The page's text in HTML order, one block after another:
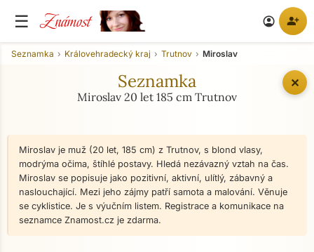
☰ Známost account_circle person_add
✕
Seznamka Královehradecký kraj Trutnov Miroslav
Seznamka
Miroslav 20 let 185 cm Trutnov
Miroslav je muž (20 let, 185 cm) z Trutnov, s blond vlasy,
modrýma očima, štíhlé postavy. Hledá nezávazný vztah na čas.
Miroslav se popisuje jako pozitivní, aktivní, ulítlý, zábavný a
naslouchající. Mezi jeho zájmy patří samota a malování. Věnuje
se cyklistice. Je s výučním listem. Registrace a komunikace na
seznamce Znamost.cz je zdarma.